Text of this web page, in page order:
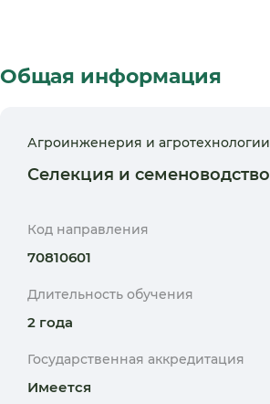
Общая информация
Агроинженерия и агротехнологии
Селекция и семеноводство
Код направления
70810601
Длительность обучения
2 года
Государственная аккредитация
Имеется